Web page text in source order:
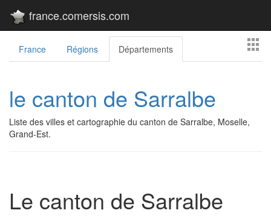
france.comersis.com
France Régions Départements
le canton de Sarralbe
Liste des villes et cartographie du canton de Sarralbe, Moselle,
Grand-Est.
Le canton de Sarralbe